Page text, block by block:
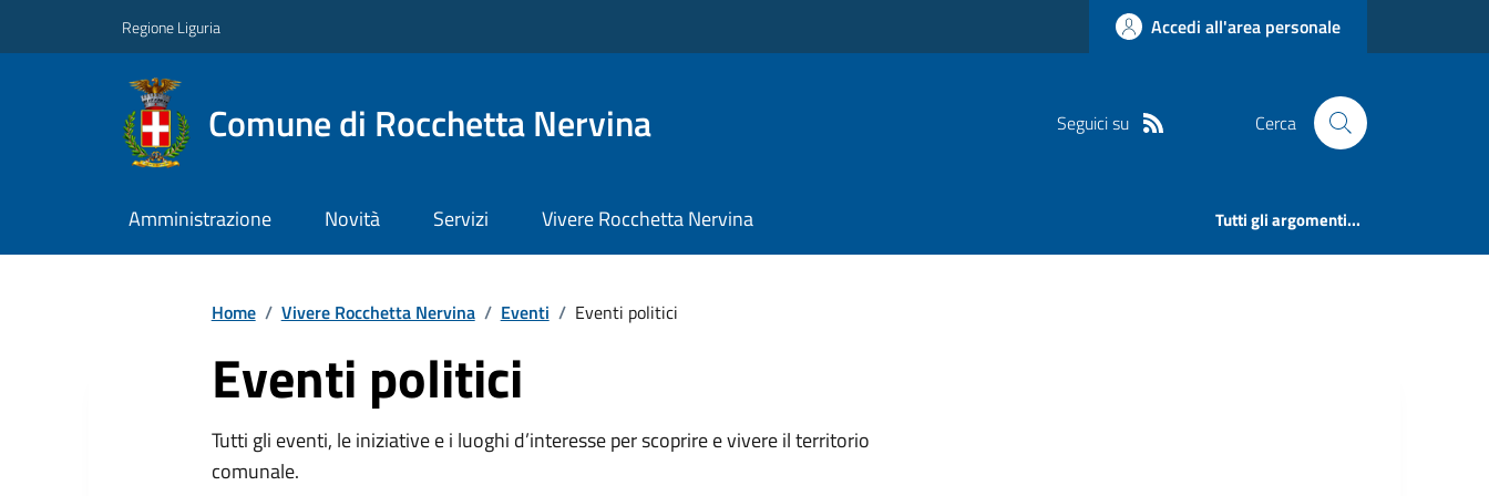
Regione Liguria Accedi all'area personale
Comune di Rocchetta Nervina Seguici su Cerca
Amministrazione Novità Servizi Vivere Rocchetta Nervina Tutti gli argomenti...
Home / Vivere Rocchetta Nervina / Eventi / Eventi politici
Eventi politici
Tutti gli eventi, le iniziative e i luoghi d’interesse per scoprire e vivere il territorio
comunale.